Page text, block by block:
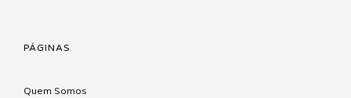
PÁGINAS
Quem Somos